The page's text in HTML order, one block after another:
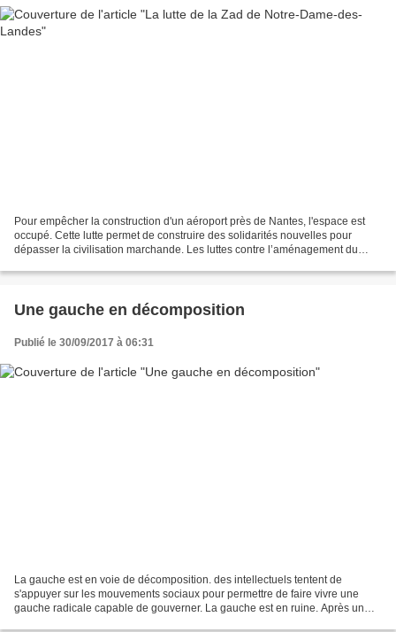
Pour empêcher la construction d'un aéroport près de Nantes, l'espace est
occupé. Cette lutte permet de construire des solidarités nouvelles pour
dépasser la civilisation marchande. Les luttes contre l’aménagement du
Une gauche en décomposition
Publié le 30/09/2017 à 06:31
La gauche est en voie de décomposition. des intellectuels tentent de
s'appuyer sur les mouvements sociaux pour permettre de faire vivre une
gauche radicale capable de gouverner. La gauche est en ruine. Après un